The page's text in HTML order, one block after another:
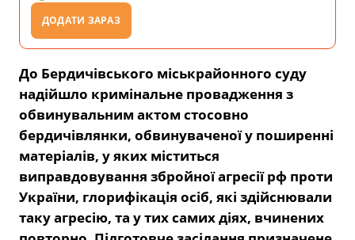
ДОДАТИ ЗАРАЗ
До Бердичівського міськрайонного суду
надійшло кримінальне провадження з
обвинувальним актом стосовно
бердичівлянки, обвинуваченої у поширенні
матеріалів, у яких міститься
виправдовування збройної агресії рф проти
України, глорифікація осіб, які здійснювали
таку агресію, та у тих самих діях, вчинених